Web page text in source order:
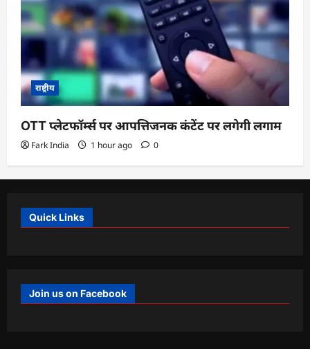
राष्ट्रीय
OTT प्लेटफॉर्म्स पर आपत्तिजनक कंटेंट पर लगेगी लगाम
Fark India 1 hour ago 0
Quick Links
Join us on Facebook